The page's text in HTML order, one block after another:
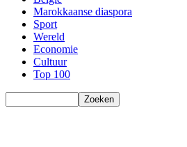
Marokkaanse diaspora
Sport
Wereld
Economie
Cultuur
Top 100